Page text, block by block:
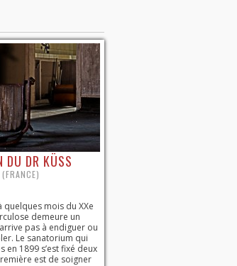
DU DR KÜSS
quelques mois du XXe
demeure un
pas à endiguer ou
Le sanatorium qui
en 1899 s’est fixé deux
est de soigner